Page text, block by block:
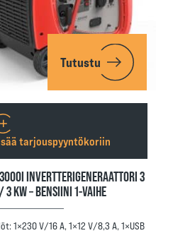
Tutustu
INVERTTERIGENERAATTORI 3
3 KW – BENSIINI 1-VAIHE
1×230 V/16 A, 1×12 V/8,3 A, 1×USB
tarjouspyyntökoriin